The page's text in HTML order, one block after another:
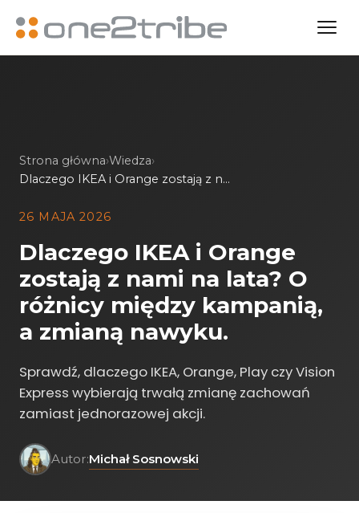
Strona główna›Wiedza›
Dlaczego IKEA i Orange zostają z nami na lata? O różnicy między kampanią, a zmianą nawyku.
26 MAJA 2026
Dlaczego IKEA i Orange
zostają z nami na lata? O
różnicy między kampanią,
a zmianą nawyku.
Sprawdź, dlaczego IKEA, Orange, Play czy Vision
Express wybierają trwałą zmianę zachowań
zamiast jednorazowej akcji.
Autor:Michał Sosnowski